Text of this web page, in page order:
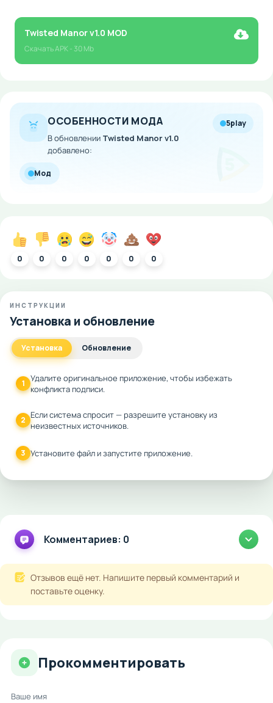
Twisted Manor v1.0 MOD
СкачатьAPK- 30 Mb
ОСОБЕННОСТИ МОДА
В обновлении Twisted Manor v1.0
добавлено:
5play
Мод
0 0 0 0 0 0 0
ИНСТРУКЦИИ
Установка и обновление
Установка Обновление
1 Удалите оригинальное приложение, чтобы избежать
конфликта подписи.
2 Если система спросит — разрешите установку из
неизвестных источников.
3 Установите файл и запустите приложение.
Комментариев: 0
Отзывов ещё нет. Напишите первый комментарий и
поставьте оценку.
Прокомментировать
Ваше имя